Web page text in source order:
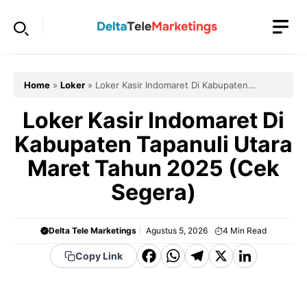
Home » Loker » Loker Kasir Indomaret Di Kabupaten
Loker Kasir Indomaret Di
Kabupaten Tapanuli Utara
Maret Tahun 2025 (Cek
Segera)
Delta Tele Marketings Agustus 5, 2026 4 Min Read
Copy Link
F WT X Li